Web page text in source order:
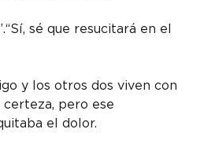
sé que resucitará en el
y los otros dos viven con
certeza, pero ese
el dolor.